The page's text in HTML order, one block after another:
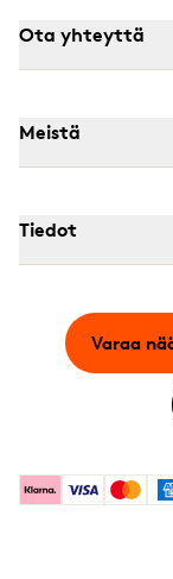
Ota yhteyttä
Meistä
Tiedot
KlarnaVisa
Varaa